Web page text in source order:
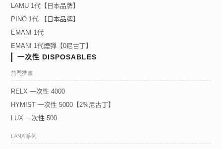
LAMU 1代【日本品牌】
PINO 1代 【日本品牌】
EMANI 1代
EMANI 1代煙彈【0尼古丁】
一次性 DISPOSABLES
熱門推薦
RELX 一次性 4000
HYMIST 一次性 5000【2%尼古丁】
LUX 一次性 500
LANA 系列